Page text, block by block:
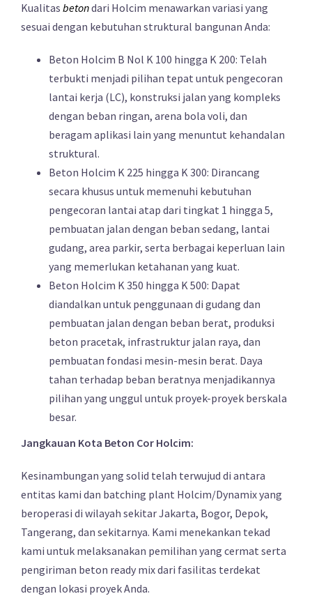
Kualitas betondari Holcim menawarkan variasi yang
sesuai dengan kebutuhan struktural bangunan Anda:
Beton Holcim B Nol K 100 hingga K 200: Telah
terbukti menjadi pilihan tepat untuk pengecoran
lantai kerja (LC), konstruksi jalan yang kompleks
dengan beban ringan, arena bola voli, dan
beragam aplikasi lain yang menuntut kehandalan
struktural.
Beton Holcim K 225 hingga K 300: Dirancang
secara khusus untuk memenuhi kebutuhan
pengecoran lantai atap dari tingkat 1 hingga 5,
pembuatan jalan dengan beban sedang, lantai
gudang, area parkir, serta berbagai keperluan lain
yang memerlukan ketahanan yang kuat.
Beton Holcim K 350 hingga K 500: Dapat
diandalkan untuk penggunaan di gudang dan
pembuatan jalan dengan beban berat, produksi
beton pracetak, infrastruktur jalan raya, dan
pembuatan fondasi mesin-mesin berat. Daya
tahan terhadap beban beratnya menjadikannya
pilihan yang unggul untuk proyek-proyek berskala
besar.
Jangkauan Kota Beton Cor Holcim:
Kesinambungan yang solid telah terwujud di antara
entitas kami dan batching plant Holcim/Dynamix yang
beroperasi di wilayah sekitar Jakarta, Bogor, Depok,
Tangerang, dan sekitarnya. Kami menekankan tekad
kami untuk melaksanakan pemilihan yang cermat serta
pengiriman beton ready mix dari fasilitas terdekat
dengan lokasi proyek Anda.